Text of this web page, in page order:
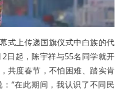
式上传递国旗仪式中白族的代
日起，陈宇祥与55名同学就开
共度春节，不怕困难、踏实肯
“在此期间，我认识了不同民